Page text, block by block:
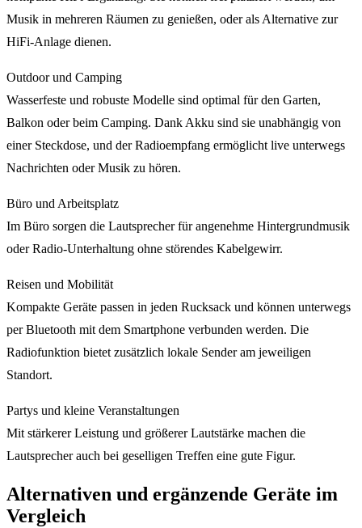
Musik in mehreren Räumen zu genießen, oder als Alternative zur
HiFi-Anlage dienen.
Outdoor und Camping
Wasserfeste und robuste Modelle sind optimal für den Garten,
Balkon oder beim Camping. Dank Akku sind sie unabhängig von
einer Steckdose, und der Radioempfang ermöglicht live unterwegs
Nachrichten oder Musik zu hören.
Büro und Arbeitsplatz
Im Büro sorgen die Lautsprecher für angenehme Hintergrundmusik
oder Radio-Unterhaltung ohne störendes Kabelgewirr.
Reisen und Mobilität
Kompakte Geräte passen in jeden Rucksack und können unterwegs
per Bluetooth mit dem Smartphone verbunden werden. Die
Radiofunktion bietet zusätzlich lokale Sender am jeweiligen
Standort.
Partys und kleine Veranstaltungen
Mit stärkerer Leistung und größerer Lautstärke machen die
Lautsprecher auch bei geselligen Treffen eine gute Figur.
Alternativen und ergänzende Geräte im
Vergleich